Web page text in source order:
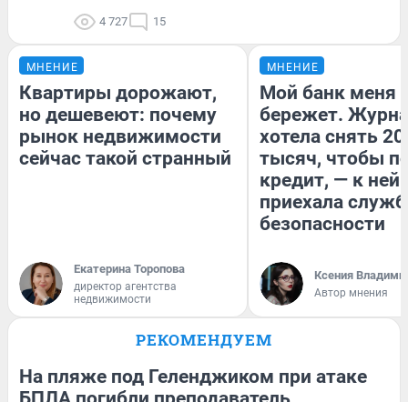
4 727 15
МНЕНИЕ
Квартиры дорожают,
но дешевеют: почему
рынок недвижимости
сейчас такой странный
Екатерина Торопова
директор агентства
недвижимости
МНЕНИЕ
Мой банк меня
бережет.
хотела снять
тысяч, чтобы
кредит, — к
приехала
безопасности
Ксения
Автор мнения
РЕКОМЕНДУЕМ
На пляже под Геленджиком при атаке